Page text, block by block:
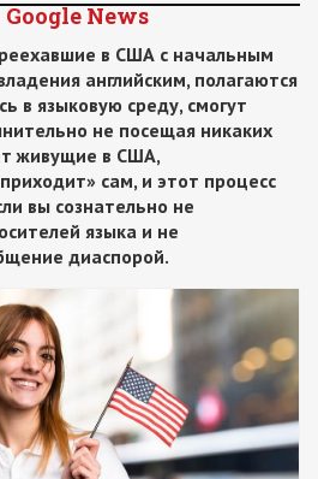
Google News
в США с начальным
английским, полагаются
в языковую среду, смогут
не посещая никаких
живущие в США,
сам, и этот процесс
вы сознательно не
языка и не
диаспорой.